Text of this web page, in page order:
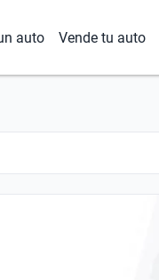
auto Vende tu auto